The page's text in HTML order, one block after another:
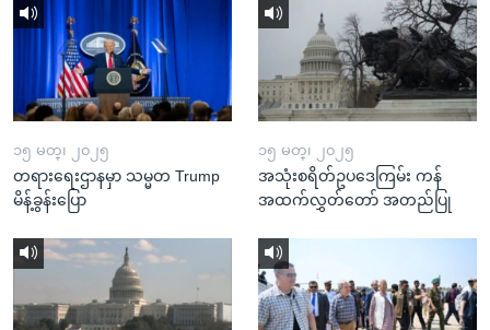
၁၅ မတ္၊ ၂၀၂၅
တရားရေးဌာနမှာ သမ္မတ Trump
မိန့်ခွန်းပြော
၁၅ မတ္၊ ၂၀၂၅
အသုံးစရိတ်ဥပဒေကြမ်း ကန်
အထက်လွှတ်တော် အတည်ပြု